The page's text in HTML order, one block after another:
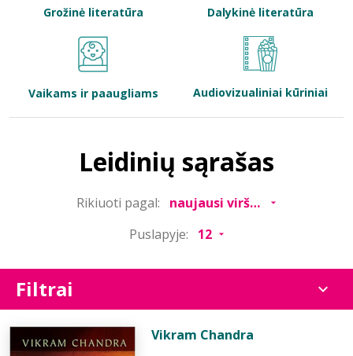
Bibliotekoms
Grožinė literatūra Dalykinė literatūra
Vaikams ir paaugliams Audiovizualiniai kūriniai
Leidinių sąrašas
Rikiuoti pagal:
Puslapyje:
Filtrai
Vikram Chandra